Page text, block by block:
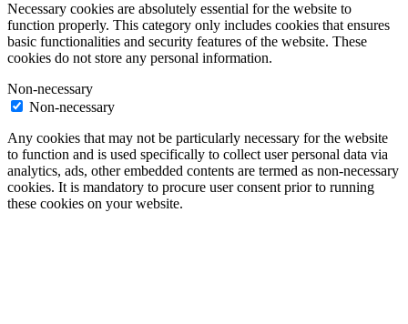
Necessary cookies are absolutely essential for the website to
function properly. This category only includes cookies that ensures
basic functionalities and security features of the website. These
cookies do not store any personal information.
Non-necessary
Non-necessary
Any cookies that may not be particularly necessary for the website
to function and is used specifically to collect user personal data via
analytics, ads, other embedded contents are termed as non-necessary
cookies. It is mandatory to procure user consent prior to running
these cookies on your website.